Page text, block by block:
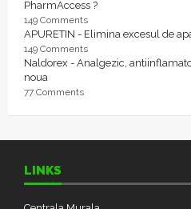
PharmAccess ?
149 Comments
APURETIN - Elimina excesul de
149 Comments
Naldorex - Analgezic,
noua
77 Comments
LINKS